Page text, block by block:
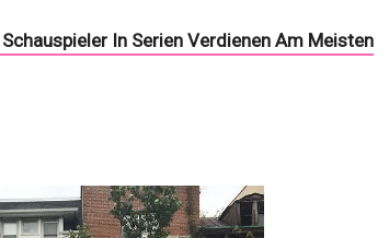
In Serien Verdienen Am Meisten